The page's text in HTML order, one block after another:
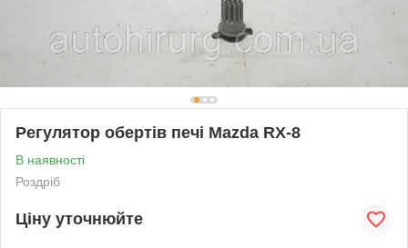
Регулятор обертів печі Mazda RX-8
В наявності
Роздріб
Ціну уточнюйте